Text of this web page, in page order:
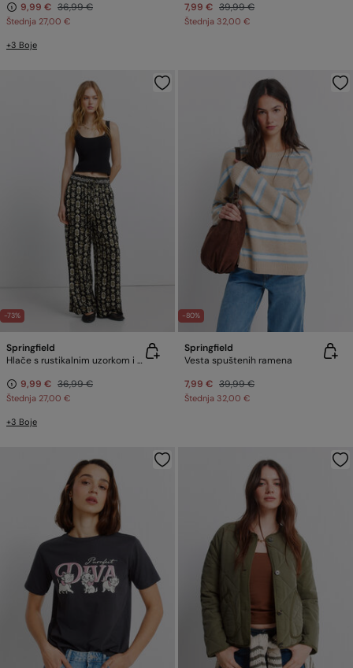
9,99 € 36,99 €
Štednja 27,00 €
+3 Boje
7,99 € 39,99 €
Štednja 32,00 €
-73%
Springfield
Hlače s rustikalnim uzorkom i vezicom
9,99 € 36,99 €
Štednja 27,00 €
+3 Boje
-80%
Springfield
Vesta spuštenih ramena
7,99 € 39,99 €
Štednja 32,00 €